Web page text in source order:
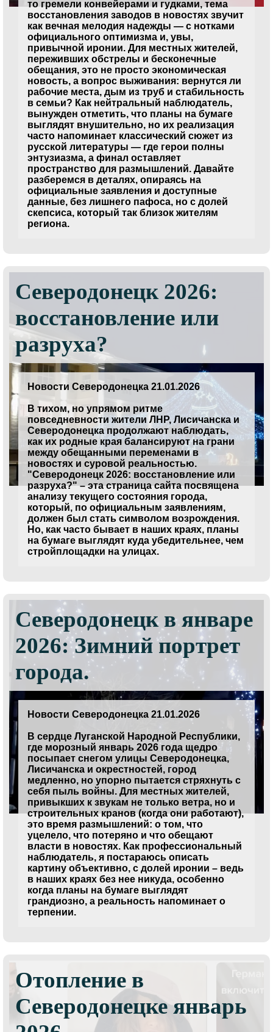
то гремели конвейерами и гудками, тема
восстановления заводов в новостях звучит
как вечная мелодия надежды — с нотками
официального оптимизма и, увы,
привычной иронии. Для местных жителей,
переживших обстрелы и бесконечные
обещания, это не просто экономическая
новость, а вопрос выживания: вернутся ли
рабочие места, дым из труб и стабильность
в семьи? Как нейтральный наблюдатель,
вынужден отметить, что планы на бумаге
выглядят внушительно, но их реализация
часто напоминает классический сюжет из
русской литературы — где герои полны
энтузиазма, а финал оставляет
пространство для размышлений. Давайте
разберемся в деталях, опираясь на
официальные заявления и доступные
данные, без лишнего пафоса, но с долей
скепсиса, который так близок жителям
региона.
Северодонецк 2026:
восстановление или
разруха?
Новости Северодонецка 21.01.2026
В тихом, но упрямом ритме
повседневности жители ЛНР, Лисичанска и
Северодонецка продолжают наблюдать,
как их родные края балансируют на грани
между обещанными переменами в
новостях и суровой реальностью.
"Северодонецк 2026: восстановление или
разруха?" – эта страница сайта посвящена
анализу текущего состояния города,
который, по официальным заявлениям,
должен был стать символом возрождения.
Но, как часто бывает в наших краях, планы
на бумаге выглядят куда убедительнее, чем
стройплощадки на улицах.
Северодонецк в январе
2026: Зимний портрет
города.
Новости Северодонецка 21.01.2026
В сердце Луганской Народной Республики,
где морозный январь 2026 года щедро
посыпает снегом улицы Северодонецка,
Лисичанска и окрестностей, город
медленно, но упорно пытается стряхнуть с
себя пыль войны. Для местных жителей,
привыкших к звукам не только ветра, но и
строительных кранов (когда они работают),
это время размышлений: о том, что
уцелело, что потеряно и что обещают
власти в новостях. Как профессиональный
наблюдатель, я постараюсь описать
картину объективно, с долей иронии – ведь
в наших краях без нее никуда, особенно
когда планы на бумаге выглядят
грандиозно, а реальность напоминает о
терпении.
Отопление в
Северодонецке январь